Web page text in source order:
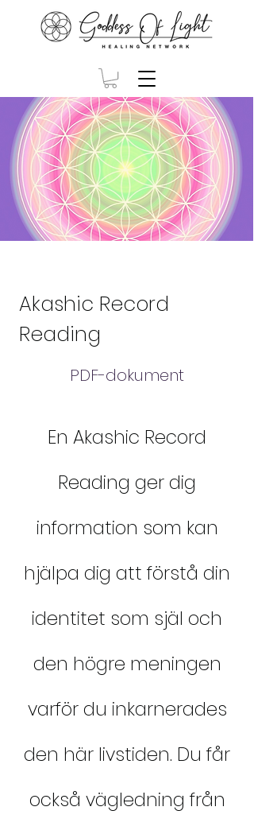
Akashic Record
Reading
PDF-dokument
En Akashic Record
Reading ger dig
information som kan
hjälpa dig att förstå din
identitet som själ och
den högre meningen
varför du inkarnerades
den här livstiden. Du får
också vägledning från